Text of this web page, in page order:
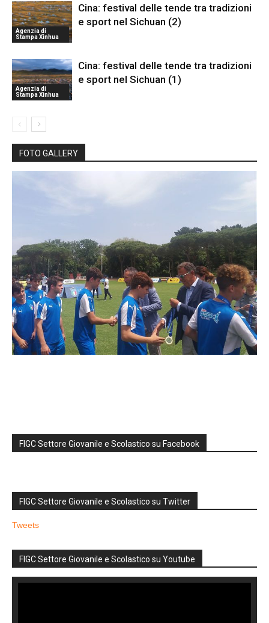
Agenzia di
Stampa Xinhua
Cina: festival delle tende tra tradizioni
e sport nel Sichuan (2)
Agenzia di
Stampa Xinhua
Cina: festival delle tende tra tradizioni
e sport nel Sichuan (1)
FOTO GALLERY
FIGC Settore Giovanile e Scolastico su Facebook
FIGC Settore Giovanile e Scolastico su Twitter
Tweets
FIGC Settore Giovanile e Scolastico su Youtube